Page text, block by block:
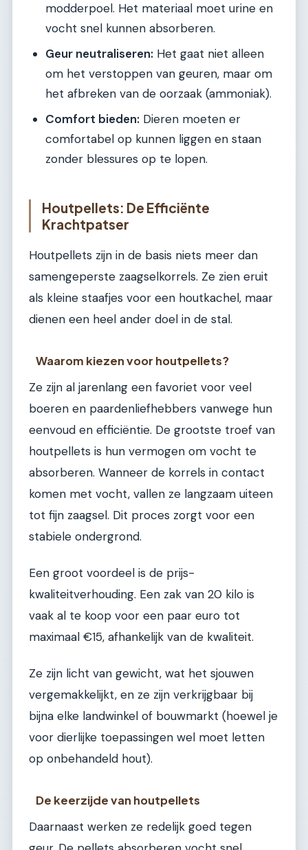
modderpoel. Het materiaal moet urine en
vocht snel kunnen absorberen.
Geur neutraliseren: Het gaat niet alleen
om het verstoppen van geuren, maar om
het afbreken van de oorzaak (ammoniak).
Comfort bieden: Dieren moeten er
comfortabel op kunnen liggen en staan
zonder blessures op te lopen.
Houtpellets: De Efficiënte
Krachtpatser
Houtpellets zijn in de basis niets meer dan
samengeperste zaagselkorrels. Ze zien eruit
als kleine staafjes voor een houtkachel, maar
dienen een heel ander doel in de stal.
Waarom kiezen voor houtpellets?
Ze zijn al jarenlang een favoriet voor veel
boeren en paardenliefhebbers vanwege hun
eenvoud en efficiëntie. De grootste troef van
houtpellets is hun vermogen om vocht te
absorberen. Wanneer de korrels in contact
komen met vocht, vallen ze langzaam uiteen
tot fijn zaagsel. Dit proces zorgt voor een
stabiele ondergrond.
Een groot voordeel is de prijs-
kwaliteitverhouding. Een zak van 20 kilo is
vaak al te koop voor een paar euro tot
maximaal €15, afhankelijk van de kwaliteit.
Ze zijn licht van gewicht, wat het sjouwen
vergemakkelijkt, en ze zijn verkrijgbaar bij
bijna elke landwinkel of bouwmarkt (hoewel je
voor dierlijke toepassingen wel moet letten
op onbehandeld hout).
De keerzijde van houtpellets
Daarnaast werken ze redelijk goed tegen